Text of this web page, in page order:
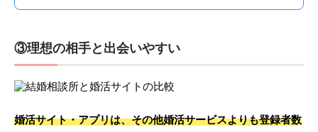
③理想の相手と出会いやすい
婚活サイト・アプリは、その他婚活サービスよりも登録者数